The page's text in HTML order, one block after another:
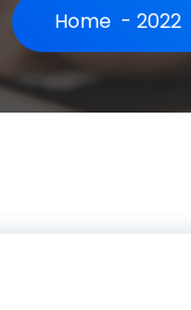
Home - 2022